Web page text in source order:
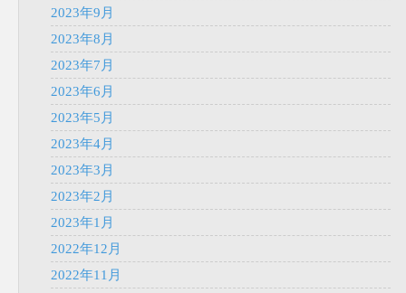
2023年9月
2023年8月
2023年7月
2023年6月
2023年5月
2023年4月
2023年3月
2023年2月
2023年1月
2022年12月
2022年11月